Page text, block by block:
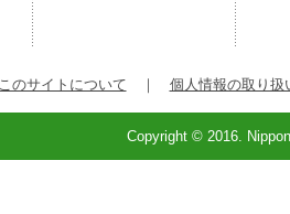
このサイトについて ｜ 個人情報の取り扱
Copyright © 2016.